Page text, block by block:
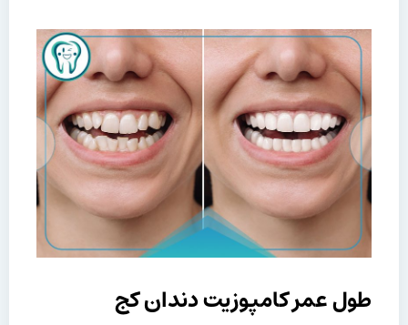
طول عمر کامپوزیت دندان کج